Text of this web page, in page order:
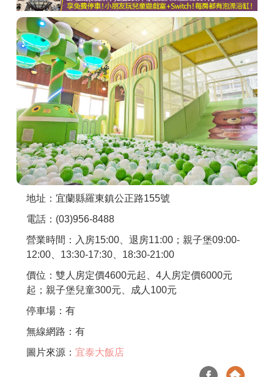
推薦景點
討論區
聯絡我們
APP下載
地址：宜蘭縣羅東鎮公正路155號
電話：(03)956-8488
營業時間：入房15:00、退房11:00；親子堡09:00-
12:00、13:30-17:30、18:30-21:00
價位：雙人房定價4600元起、4人房定價6000元
起；親子堡兒童300元、成人100元
停車場：有
無線網路：有
圖片來源： 宜泰大飯店